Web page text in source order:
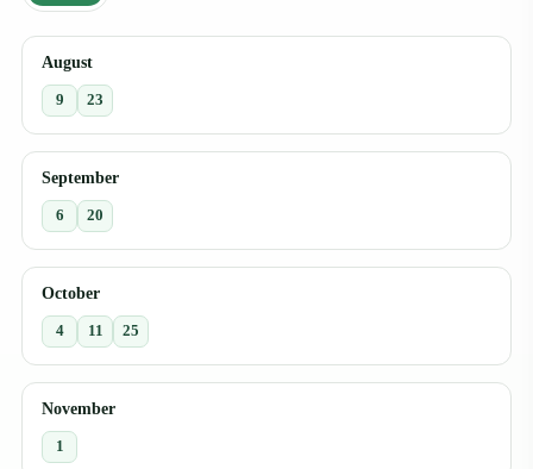
August
9 23
September
6 20
October
4 11 25
November
1